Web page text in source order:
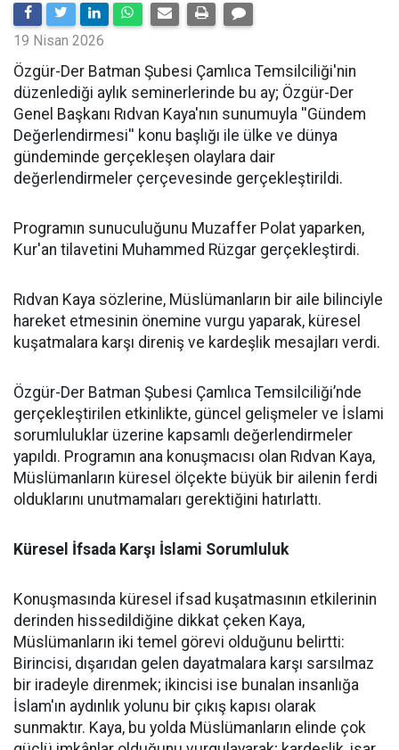
19 Nisan 2026
​Özgür-Der Batman Şubesi Çamlıca Temsilciliği'nin
düzenlediği aylık seminerlerinde bu ay; Özgür-Der
Genel Başkanı Rıdvan Kaya'nın sunumuyla ''Gündem
Değerlendirmesi'' konu başlığı ile ülke ve dünya
gündeminde gerçekleşen olaylara dair
değerlendirmeler çerçevesinde gerçekleştirildi.
Programın sunuculuğunu Muzaffer Polat yaparken,
Kur'an tilavetini Muhammed Rüzgar gerçekleştirdi.
Rıdvan Kaya sözlerine, Müslümanların bir aile bilinciyle
hareket etmesinin önemine vurgu yaparak, küresel
kuşatmalara karşı direniş ve kardeşlik mesajları verdi.
Özgür-Der Batman Şubesi Çamlıca Temsilciliği’nde
gerçekleştirilen etkinlikte, güncel gelişmeler ve İslami
sorumluluklar üzerine kapsamlı değerlendirmeler
yapıldı. Programın ana konuşmacısı olan Rıdvan Kaya,
Müslümanların küresel ölçekte büyük bir ailenin ferdi
olduklarını unutmamaları gerektiğini hatırlattı.
Küresel İfsada Karşı İslami Sorumluluk
Konuşmasında küresel ifsad kuşatmasının etkilerinin
derinden hissedildiğine dikkat çeken Kaya,
Müslümanların iki temel görevi olduğunu belirtti:
Birincisi, dışarıdan gelen dayatmalara karşı sarsılmaz
bir iradeyle direnmek; ikincisi ise bunalan insanlığa
İslam'ın aydınlık yolunu bir çıkış kapısı olarak
sunmaktır. Kaya, bu yolda Müslümanların elinde çok